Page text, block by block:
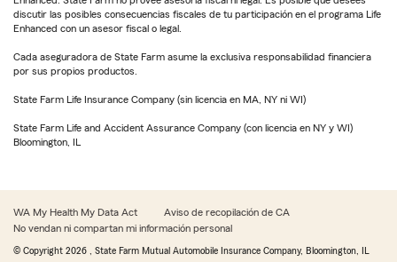
discutir las posibles consecuencias fiscales de tu participación en el programa Life
Enhanced con un asesor fiscal o legal.
Cada aseguradora de State Farm asume la exclusiva responsabilidad financiera
por sus propios productos.
State Farm Life Insurance Company (sin licencia en MA, NY ni WI)
State Farm Life and Accident Assurance Company (con licencia en NY y WI)
Bloomington, IL
WA My Health My Data Act
Aviso de recopilación de CA
No vendan ni compartan mi información personal
© Copyright 2026 , State Farm Mutual Automobile Insurance Company, Bloomington, IL